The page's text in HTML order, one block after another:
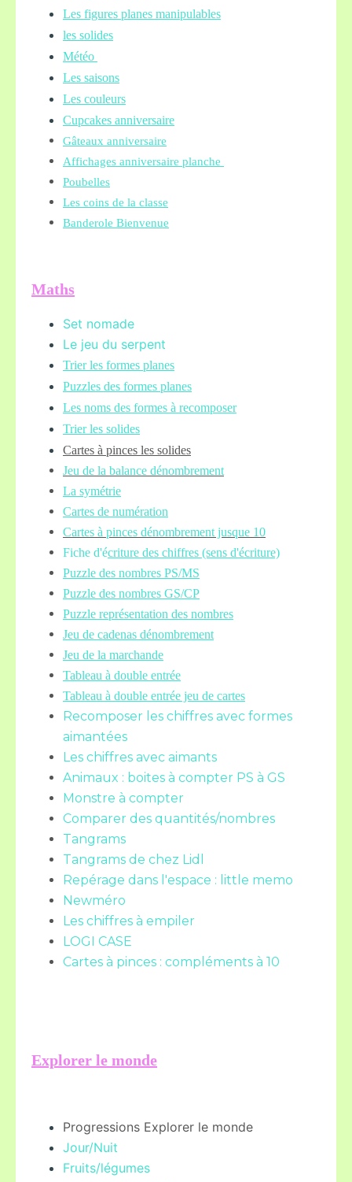
Les figures planes manipulables
les solides
Météo
Les saisons
Les couleurs
Cupcakes anniversaire
Gâteaux anniversaire
Affichages anniversaire planche
Poubelles
Les coins de la classe
Banderole Bienvenue
Maths
Set nomade
Le jeu du serpent
Trier les formes planes
Puzzles des formes planes
Les noms des formes à recomposer
Trier les solides
Cartes à pinces les solides
Jeu de la balance dénombrement
La symétrie
Cartes de numération
Cartes à pinces dénombrement jusque 10
Fiche d'écriture des chiffres (sens d'écriture)
Puzzle des nombres PS/MS
Puzzle des nombres GS/CP
Puzzle représentation des nombres
Jeu de cadenas dénombrement
Jeu de la marchande
Tableau à double entrée
Tableau à double entrée jeu de cartes
Recomposer les chiffres avec formes
aimantées
Les chiffres avec aimants
Animaux : boites à compter PS à GS
Monstre à compter
Comparer des quantités/nombres
Tangrams
Tangrams de chez Lidl
Repérage dans l'espace : little memo
Newméro
Les chiffres à empiler
LOGI CASE
Cartes à pinces : compléments à 10
Explorer le monde
Progressions Explorer le monde
Jour/Nuit
Fruits/légumes